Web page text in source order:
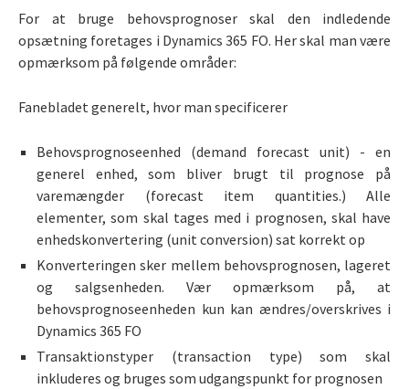
For at bruge behovsprognoser skal den indledende
opsætning foretages i Dynamics 365 FO. Her skal man være
opmærksom på følgende områder:
Fanebladet generelt, hvor man specificerer
Behovsprognoseenhed (demand forecast unit) - en
generel enhed, som bliver brugt til prognose på
varemængder (forecast item quantities.) Alle
elementer, som skal tages med i prognosen, skal have
enhedskonvertering (unit conversion) sat korrekt op
Konverteringen sker mellem behovsprognosen, lageret
og salgsenheden. Vær opmærksom på, at
behovsprognoseenheden kun kan ændres/overskrives i
Dynamics 365 FO
Transaktionstyper (transaction type) som skal
inkluderes og bruges som udgangspunkt for prognosen